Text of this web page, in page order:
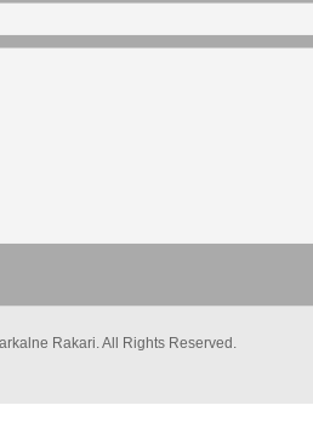
Rakari. All Rights Reserved.